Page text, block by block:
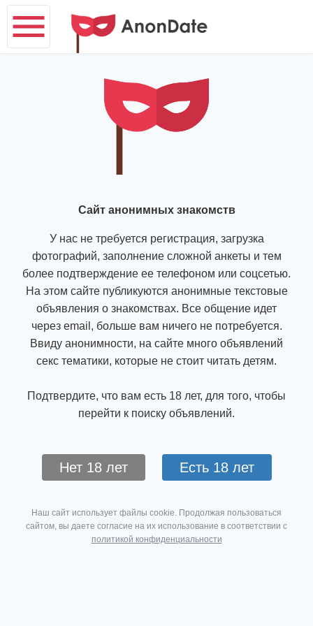
Сайт анонимных знакомств
У нас не требуется регистрация, загрузка
фотографий, заполнение сложной анкеты и тем
более подтверждение ее телефоном или соцсетью.
На этом сайте публикуются анонимные текстовые
объявления о знакомствах. Все общение идет
через email, больше вам ничего не потребуется.
Ввиду анонимности, на сайте много объявлений
секс тематики, которые не стоит читать детям.
Подтвердите, что вам есть 18 лет, для того, чтобы
перейти к поиску объявлений.
Нет 18 лет Есть 18 лет
Наш сайт использует файлы cookie. Продолжая пользоваться
сайтом, вы даете согласие на их использование в соответствии с
политикой конфиденциальности